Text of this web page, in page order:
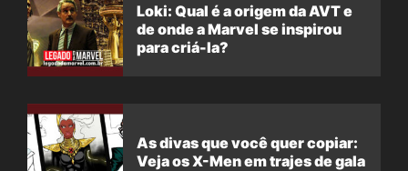
Loki: Qual é a origem da AVT e
de onde a Marvel se inspirou
para criá-la?
As divas que você quer copiar:
Veja os X-Men em trajes de gala